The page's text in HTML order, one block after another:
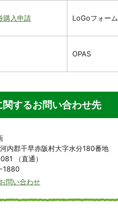
購入申請 LoGoフォーム
OPAS
関するお問い合わせ先
内郡千早赤阪村大字水分180番地
（直通）
1880
問い合わせ